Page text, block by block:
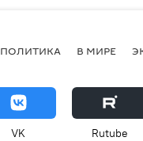
ПОЛИТИКА В МИРЕ
VK Rutube